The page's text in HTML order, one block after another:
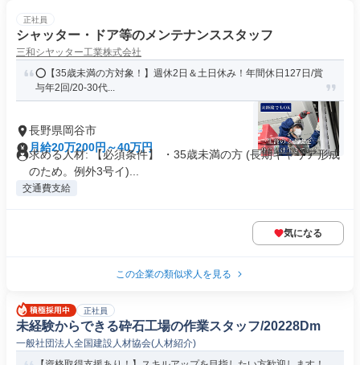
正社員
シャッター・ドア等のメンテナンススタッフ
三和シヤッター工業株式会社
⭕️【35歳未満の方対象！】週休2日＆土日休み！年間休日127日/賞
与年2回/20-30代...
長野県岡谷市
月給20万200円～40万円
求める人材: 【必須条件】 ・35歳未満の方 (長期キャリア形成
のため。例外3号イ)...
交通費支給
気になる
この企業の類似求人を見る
正社員
未経験からできる砕石工場の作業スタッフ/20228Dm
一般社団法人全国建設人材協会(人材紹介)